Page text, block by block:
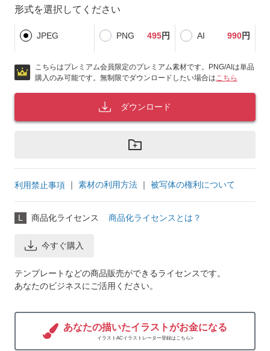
形式を選択してください
JPEG PNG 495円 AI 990円
こちらはプレミアム会員限定のプレミアム素材です。PNG/AIは単品
購入のみ可能です。無制限でダウンロードしたい場合はこちら
ダウンロード
利用禁止事項 ｜ 素材の利用方法 ｜ 被写体の権利について
L 商品化ライセンス 商品化ライセンスとは？
今すぐ購入
テンプレートなどの商品販売ができるライセンスです。
あなたのビジネスにご活用ください。
あなたの描いたイラストがお金になる
イラストACイラストレーター登録はこちら>